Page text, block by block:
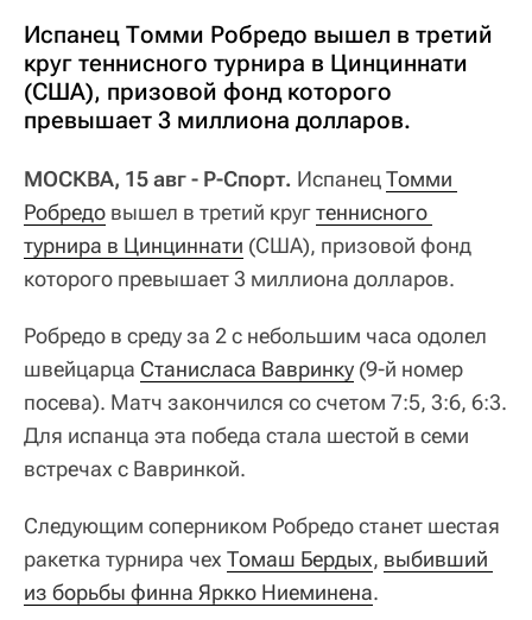
Испанец Томми Робредо вышел в третий
круг теннисного турнира в Цинциннати
(США), призовой фонд которого
превышает 3 миллиона долларов.
МОСКВА, 15 авг - Р-Спорт. ИспанецТомми
Робредо вышел в третий кругтеннисного
турнира в Цинциннати (США), призовой фонд
которого превышает 3 миллиона долларов.
Робредо в среду за 2 с небольшим часа одолел
швейцарца Станисласа Вавринку (9-й номер
посева). Матч закончился со счетом 7:5, 3:6, 6:3.
Для испанца эта победа стала шестой в семи
встречах с Вавринкой.
Следующим соперником Робредо станет шестая
ракетка турнира чех Томаш Бердых, выбивший
из борьбы финна Яркко Ниеминена.